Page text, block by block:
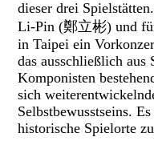
dieser drei
Li-Pin (鄭立彬) und
in Taipei ein
das ausschließlich aus
Komponisten
sich
Selbstbewusstseins.
historische Spielorte